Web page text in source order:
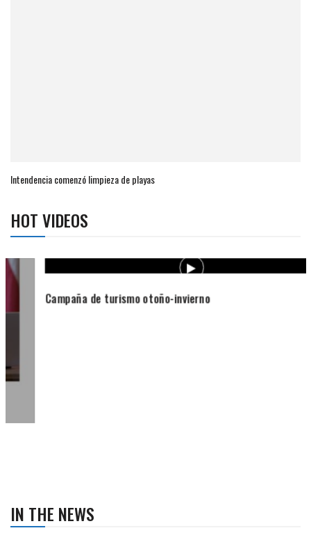
Intendencia comenzó limpieza de playas
HOT VIDEOS
Campaña de turismo otoño-invierno
IN THE NEWS